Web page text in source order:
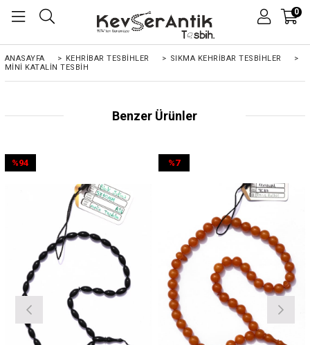
0
ANASAYFA > KEHRIBAR TESBIHLER > SIKMA KEHRİBAR TESBİHLER
>
MINI KATALIN TESBIH
Benzer Ürünler
%94
%7